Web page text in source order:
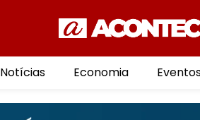
Notícias Economia